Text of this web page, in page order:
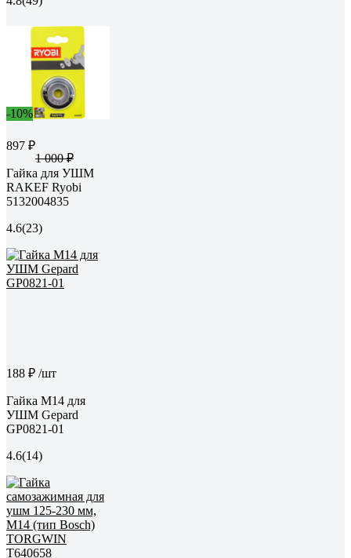
-10%
897 ₽
1 000 ₽
Гайка для УШМ
RAKEF Ryobi
5132004835
4.6(23)
188 ₽ /шт
Гайка М14 для
УШМ Gepard
GP0821-01
4.6(14)